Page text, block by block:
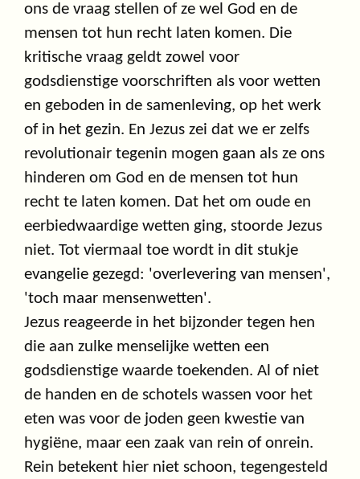
ons de vraag stellen of ze wel God en de
mensen tot hun recht laten komen. Die
kritische vraag geldt zowel voor
godsdienstige voorschriften als voor wetten
en geboden in de samenleving, op het werk
of in het gezin. En Jezus zei dat we er zelfs
revolutionair tegenin mogen gaan als ze ons
hinderen om God en de mensen tot hun
recht te laten komen. Dat het om oude en
eerbiedwaardige wetten ging, stoorde Jezus
niet. Tot viermaal toe wordt in dit stukje
evangelie gezegd: 'overlevering van mensen',
'toch maar mensenwetten'.
Jezus reageerde in het bijzonder tegen hen
die aan zulke menselijke wetten een
godsdienstige waarde toekenden. Al of niet
de handen en de schotels wassen voor het
eten was voor de joden geen kwestie van
hygiëne, maar een zaak van rein of onrein.
Rein betekent hier niet schoon, tegengesteld